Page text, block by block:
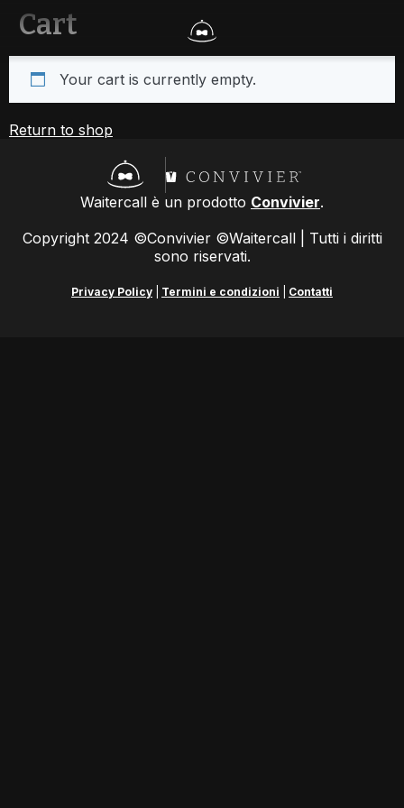
Cart
Your cart is currently empty.
Return to shop
Waitercall è un prodotto Convivier.
Copyright 2024 ©Convivier ©Waitercall | Tutti i diritti
sono riservati.
Privacy Policy Termini e condizioni Contatti